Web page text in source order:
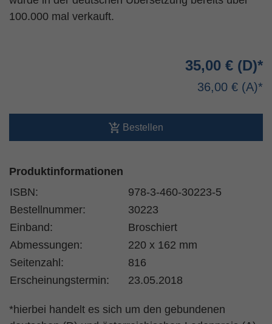
100.000 mal verkauft.
35,00 €
36,00 €
Bestellen
Produktinformationen
ISBN:
978-3-460-30223-5
Bestellnummer:
30223
Einband:
Broschiert
Abmessungen:
220 x 162 mm
Seitenzahl:
816
Erscheinungstermin:
23.05.2018
*hierbei handelt es sich um den gebundenen